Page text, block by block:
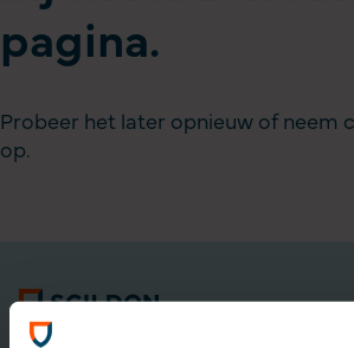
pagina.
Probeer het later opnieuw of neem
op.
Algemene